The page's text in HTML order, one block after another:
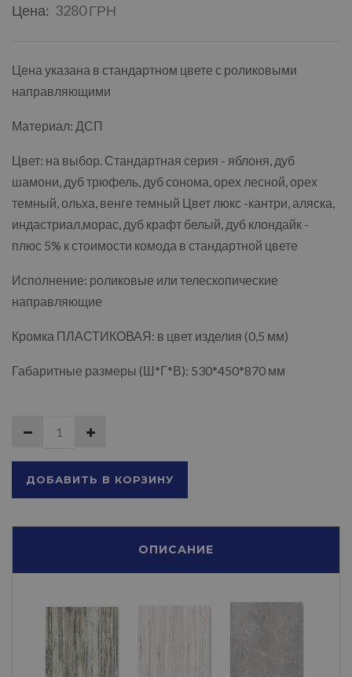
Цена: 3280 ГРН
Цена указана в стандартном цвете с роликовыми
направляющими
Материал: ДСП
Цвет: на выбор. Стандартная серия - яблоня, дуб
шамони, дуб трюфель, дуб сонома, орех лесной, орех
темный, ольха, венге темный Цвет люкс -кантри, аляска,
индастриал,морас, дуб крафт белый, дуб клондайк -
плюс 5% к стоимости комода в стандартной цвете
Исполнение: роликовые или телескопические
направляющие
Кромка ПЛАСТИКОВАЯ: в цвет изделия (0,5 мм)
Габаритные размеры (Ш*Г*В): 530*450*870 мм
ДОБАВИТЬ В КОРЗИНУ
ОПИСАНИЕ